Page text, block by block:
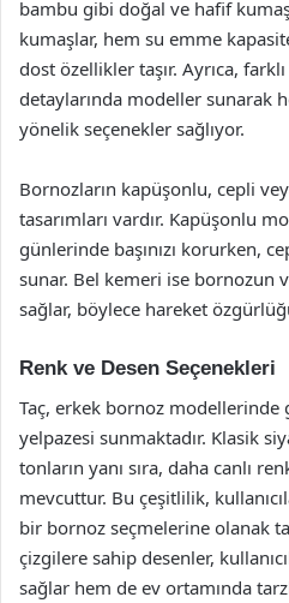
bambu gibi doğal ve hafif
kumaşlar, hem su emme
dost özellikler taşır. Ayrıca,
detaylarında modeller sunarak
yönelik seçenekler sağlıyor.
Bornozların kapüşonlu, cepli
tasarımları vardır. Kapüşonlu
günlerinde başınızı korurken,
sunar. Bel kemeri ise bornozun
sağlar, böylece hareket
Renk ve Desen Seçenekleri
Taç, erkek bornoz modellerinde
yelpazesi sunmaktadır. Klasik
tonların yanı sıra, daha canlı
mevcuttur. Bu çeşitlilik,
bir bornoz seçmelerine olanak
çizgilere sahip desenler,
sağlar hem de ev ortamında